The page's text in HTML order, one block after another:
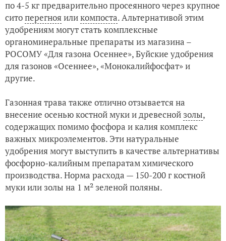
по 4-5 кг предварительно просеянного через крупное
ситоперегнояиликомпоста. Альтернативой этим
удобрениям могут стать комплексные
органоминеральные препараты из магазина –
РОСОМУ «Для газона Осеннее», Буйские удобрения
для газонов «Осеннее», «Монокалийфосфат» и
другие.
Газонная трава также отлично отзывается на
внесение осенью костной муки и древесной золы,
содержащих помимо фосфора и калия комплекс
важных микроэлементов. Эти натуральные
удобрения могут выступить в качестве альтернативы
фосфорно-калийным препаратам химического
производства. Норма расхода — 150-200 г костной
муки или золы на 1 м² зеленой поляны.